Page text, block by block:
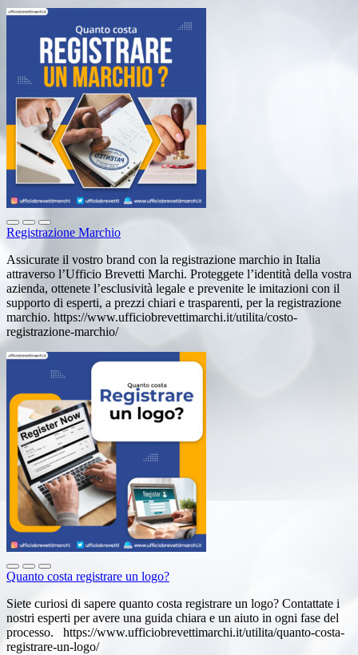
Registrazione Marchio
Assicurate il vostro brand con la registrazione marchio in Italia
attraverso l’Ufficio Brevetti Marchi. Proteggete l’identità della vostra
azienda, ottenete l’esclusività legale e prevenite le imitazioni con il
supporto di esperti, a prezzi chiari e trasparenti, per la registrazione
marchio. https://www.ufficiobrevettimarchi.it/utilita/costo-
registrazione-marchio/
Quanto costa registrare un logo?
Siete curiosi di sapere quanto costa registrare un logo? Contattate i
nostri esperti per avere una guida chiara e un aiuto in ogni fase del
processo. https://www.ufficiobrevettimarchi.it/utilita/quanto-costa-
registrare-un-logo/